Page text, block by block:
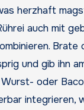
herzhaft
auch mit
Brate
und gib ihn
Wurst- oder
integrieren,